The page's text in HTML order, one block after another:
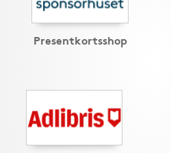
Presentkortsshop